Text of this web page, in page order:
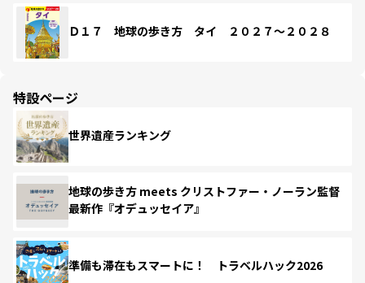
Ｄ１７ 地球の歩き方 タイ ２０２７～２０２８
特設ページ
世界遺産ランキング
地球の歩き方 meets クリストファー・ノーラン監督
最新作『オデュッセイア』
準備も滞在もスマートに！ トラベルハック2026